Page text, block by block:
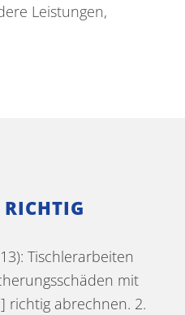
Leistungen,
Tischlerarbeiten
mit
richtig abrechnen. 2.